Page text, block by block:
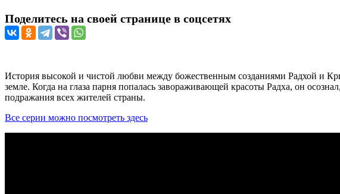
Поделитесь на своей странице в соцсетях
История высокой и чистой любви между божественным созданиями Радхой и
земле. Когда на глаза парня попалась завораживающей красоты Радха, он
подражания всех жителей страны.
Все серии можно посмотреть здесь